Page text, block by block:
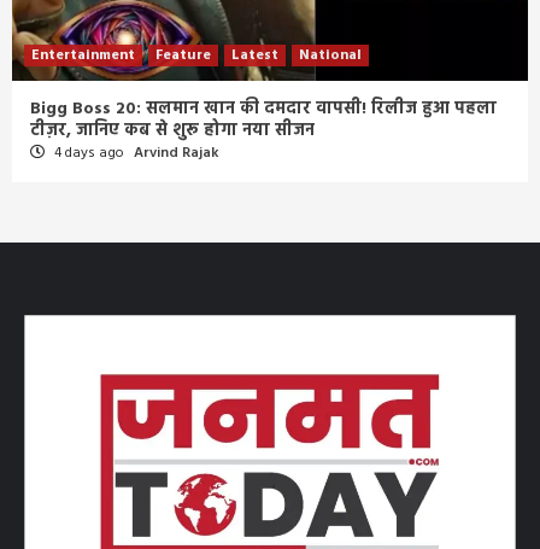
Entertainment Feature Latest National
Bigg Boss 20: सलमान खान की दमदार वापसी! रिलीज हुआ पहला
टीज़र, जानिए कब से शुरू होगा नया सीजन
4 days ago Arvind Rajak